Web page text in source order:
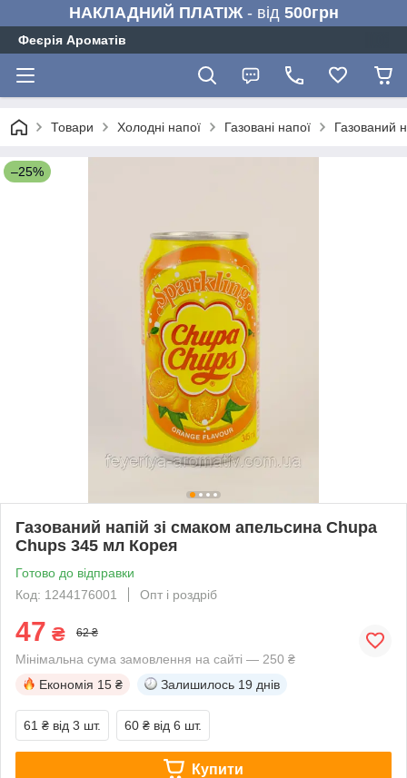
НАКЛАДНИЙ ПЛАТІЖ- від 500грн
Феєрія Ароматів
Товари Холодні напої Газовані напої Газований
–25%
Газований напій зі смаком апельсина Chupa
Chups 345 мл Корея
Готово до відправки
Код: 1244176001
Опт і роздріб
47 ₴ 62 ₴
Мінімальна сума замовлення на сайті — 250 ₴
Економія 15 ₴ Залишилось 19 днів
61 ₴ від 3 шт. 60 ₴ від 6 шт.
Купити